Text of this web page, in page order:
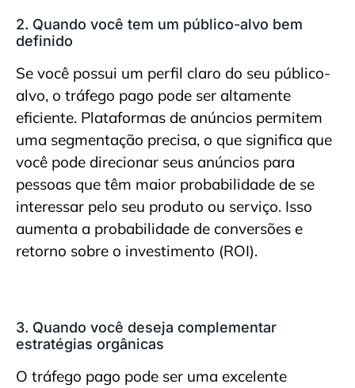
2. Quando você tem um público-alvo bem
definido
Se você possui um perfil claro do seu público-
alvo, o tráfego pago pode ser altamente
eficiente. Plataformas de anúncios permitem
uma segmentação precisa, o que significa que
você pode direcionar seus anúncios para
pessoas que têm maior probabilidade de se
interessar pelo seu produto ou serviço. Isso
aumenta a probabilidade de conversões e
retorno sobre o investimento (ROI).
3. Quando você deseja complementar
estratégias orgânicas
O tráfego pago pode ser uma excelente